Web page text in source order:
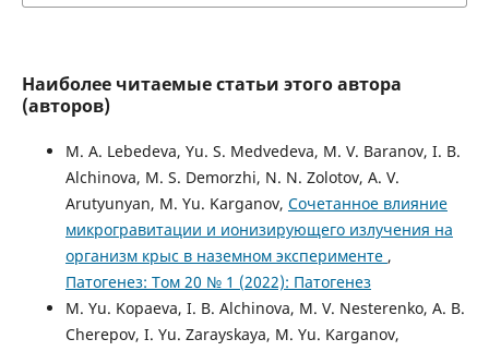
Наиболее читаемые статьи этого автора
(авторов)
M. A. Lebedeva, Yu. S. Medvedeva, M. V. Baranov, I. B.
Alchinova, M. S. Demorzhi, N. N. Zolotov, A. V.
Arutyunyan, M. Yu. Karganov, Сочетанное влияние
микрогравитации и ионизирующего излучения на
организм крыс в наземном эксперименте ,
Патогенез: Том 20 № 1 (2022): Патогенез
M. Yu. Kopaeva, I. B. Alchinova, M. V. Nesterenko, A. B.
Cherepov, I. Yu. Zarayskaya, M. Yu. Karganov,